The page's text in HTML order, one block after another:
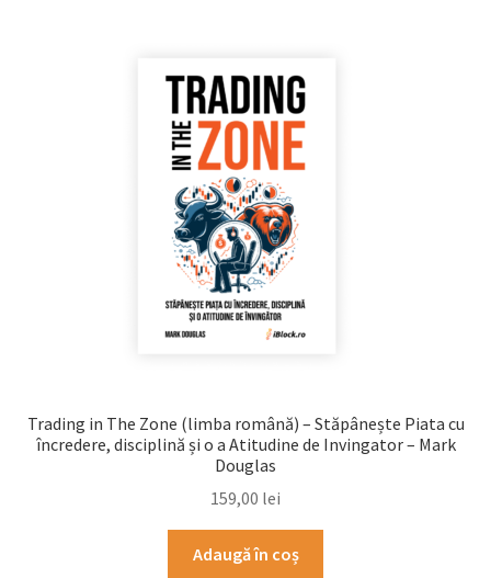
Trading in The Zone (limba română) – Stăpânește Piata cu
încredere, disciplină și o a Atitudine de Invingator – Mark
Douglas
159,00 lei
Adaugă în coș